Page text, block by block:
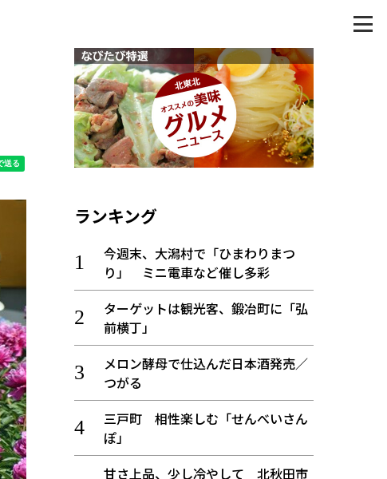
ランキング
今週末、大潟村で「ひまわりまつ
り」 ミニ電車など催し多彩
ターゲットは観光客、鍛冶町に「弘
前横丁」
メロン酵母で仕込んだ日本酒発売／
つがる
三戸町 相性楽しむ「せんべいさん
ぽ」
甘さ上品、少し冷やして 北秋田市